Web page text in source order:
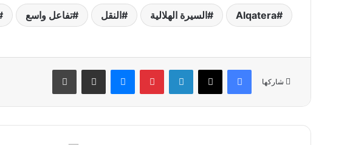
Alqatera السيرة الهلالية النقل تفاعل واسع
شاركها
فيسبوك ‫X لينكدإن بينتيريستماسنجر مشاركة عبر البريد طباعة